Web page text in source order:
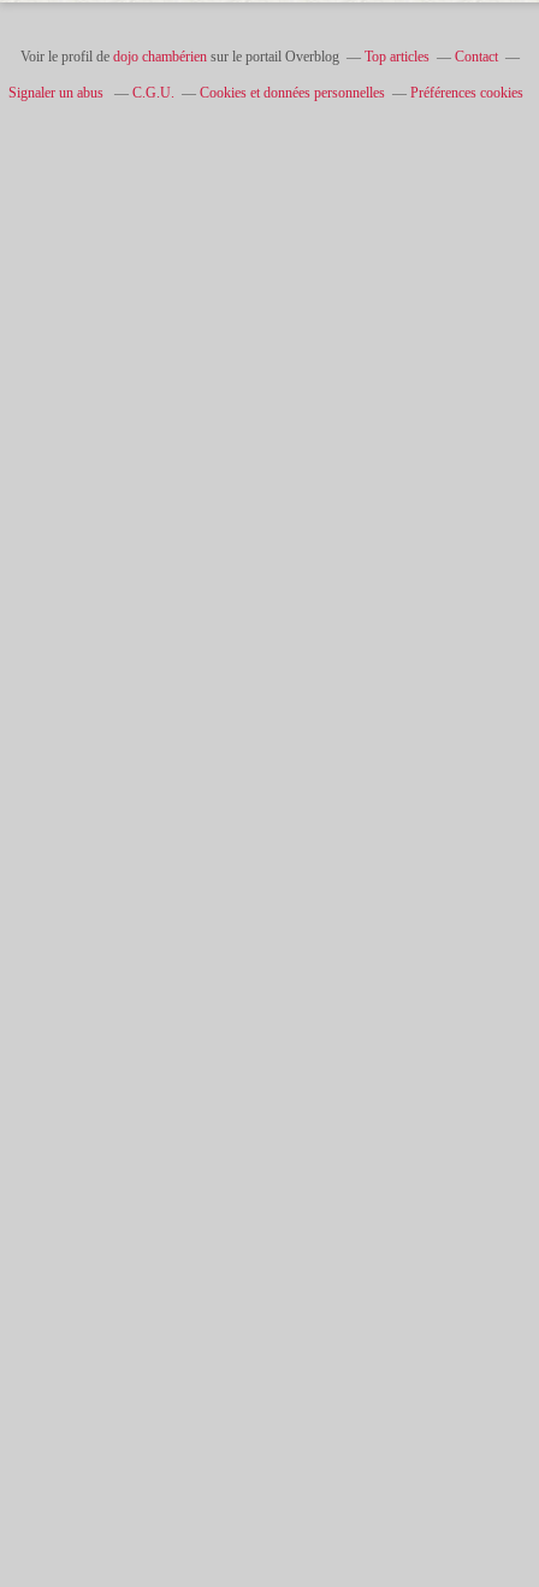
Voir le profil de dojo chambériensur le portail Overblog Top articles Contact
Signaler un abus C.G.U. Cookies et données personnelles Préférences cookies